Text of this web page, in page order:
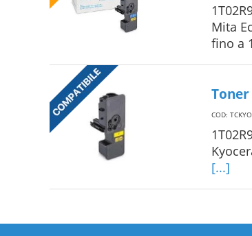
Mita
fino a
Toner
COD:
[...]